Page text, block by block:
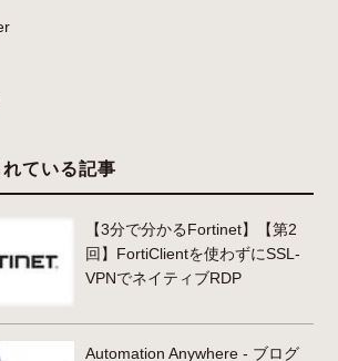
ている記事
【3分で分かるFortinet】【第2
回】FortiClientを使わずにSSL-
VPNでネイティブRDP
Automation Anywhere - ブログ